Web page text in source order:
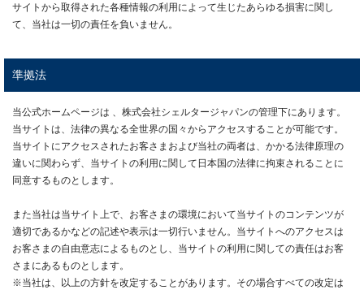
サイトから取得された各種情報の利用によって生じたあらゆる損害に関し
て、当社は一切の責任を負いません。
準拠法
当公式ホームページは 、株式会社シェルタージャパンの管理下にあります。
当サイトは、法律の異なる全世界の国々からアクセスすることが可能です。
当サイトにアクセスされたお客さまおよび当社の両者は、かかる法律原理の
違いに関わらず、当サイトの利用に関して日本国の法律に拘束されることに
同意するものとします。
また当社は当サイト上で、お客さまの環境において当サイトのコンテンツが
適切であるかなどの記述や表示は一切行いません。当サイトへのアクセスは
お客さまの自由意志によるものとし、当サイトの利用に関しての責任はお客
さまにあるものとします。
※当社は、以上の方針を改定することがあります。その場合すべての改定は